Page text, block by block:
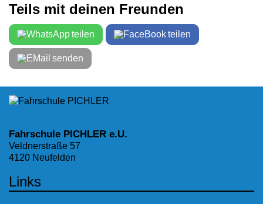
Teils mit deinen Freunden
teilen teilen
senden
Fahrschule PICHLER e.U.
Veldnerstraße 57
4120 Neufelden
Links